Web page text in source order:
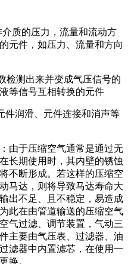
质的压力，流量和流动方
元件，如压力、流量和方向
检测出来并变成气压信号的
等信号互相转换的元件
件润滑、元件连接和消声等
由于压缩空气通常是通过无
长期使用时，其内壁的锈蚀
不断形成。若这样的压缩空
马达，则将导致马达寿命大
出不足、且不稳定，易造成
此在由管道输送的压缩空气
气过滤、调节装置，气动三
主要由气压表、过滤器、油
滤器中内置滤芯，在使用一
换。